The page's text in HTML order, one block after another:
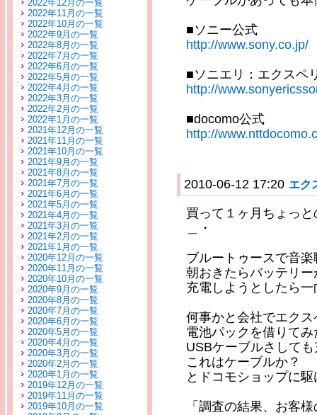
2022年12月の一覧
2022年11月の一覧
2022年10月の一覧
2022年9月の一覧
2022年8月の一覧
2022年7月の一覧
2022年6月の一覧
2022年5月の一覧
2022年4月の一覧
2022年3月の一覧
2022年2月の一覧
2022年1月の一覧
2021年12月の一覧
2021年11月の一覧
2021年10月の一覧
2021年9月の一覧
2021年8月の一覧
2021年7月の一覧
2021年6月の一覧
2021年5月の一覧
2021年4月の一覧
2021年3月の一覧
2021年2月の一覧
2021年1月の一覧
2020年12月の一覧
2020年11月の一覧
2020年10月の一覧
2020年9月の一覧
2020年8月の一覧
2020年7月の一覧
2020年6月の一覧
2020年5月の一覧
2020年4月の一覧
2020年3月の一覧
2020年2月の一覧
2020年1月の一覧
2019年12月の一覧
2019年11月の一覧
2019年10月の一覧
■ソニー公式
http://www.sony.co.jp/
■ソニエリ：エクスペ
http://
■docomo公式
http://
2010-06-12 17:20 エク
買って１ヶ月ちょっ
＿・
ブルートゥースで音
朝おきたらバッテリ
充電しようとしたら
何事かと会社でエク
電池パックを借りて
USBケーブルさして
これはケーブルか？
とドコモショップに
「調査の結果、お客